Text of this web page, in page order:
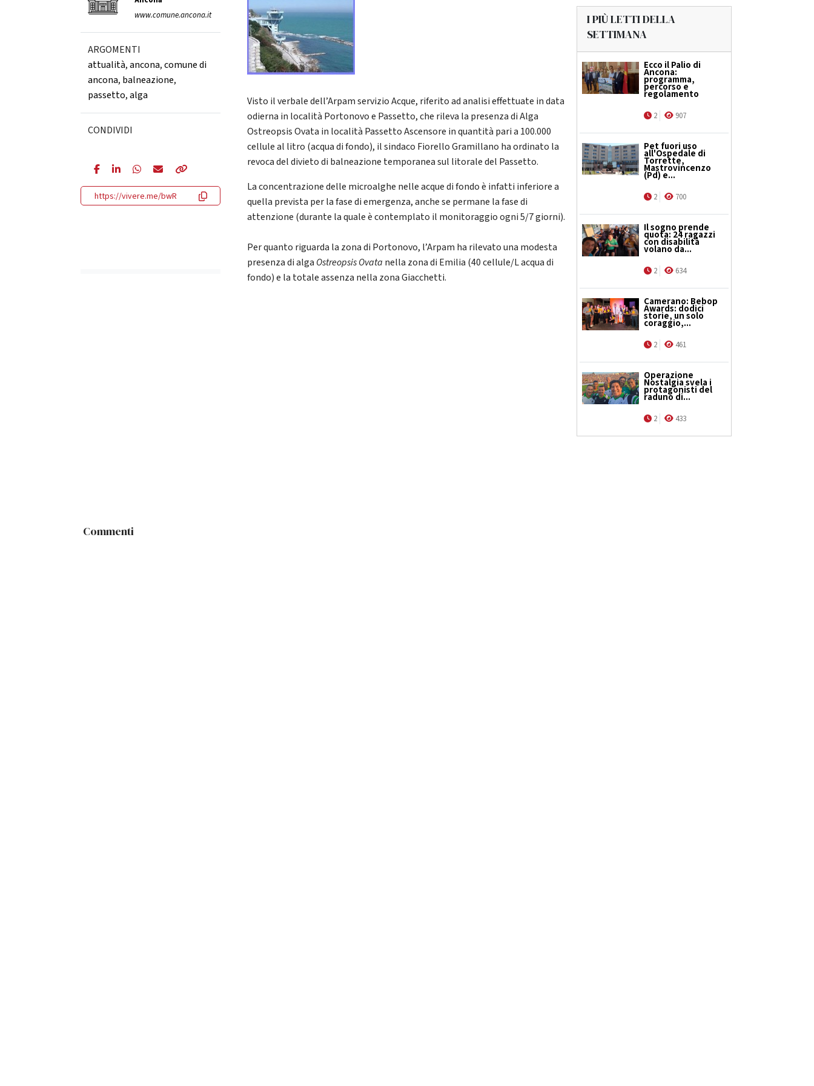
www.comune.ancona.it
ARGOMENTI
attualità,ancona,comune di
ancona, balneazione,
passetto,alga
CONDIVIDI
https://vivere.me/bwR
Visto il verbale dell’Arpam servizio Acque, riferito ad analisi effettuate in data
odierna in località Portonovo e Passetto, che rileva la presenza di Alga
Ostreopsis Ovata in località Passetto Ascensore in quantità pari a 100.000
cellule al litro (acqua di fondo), il sindaco Fiorello Gramillano ha ordinato la
revoca del divieto di balneazione temporanea sul litorale del Passetto.
La concentrazione delle microalghe nelle acque di fondo è infatti inferiore a
quella prevista per la fase di emergenza, anche se permane la fase di
attenzione (durante la quale è contemplato il monitoraggio ogni 5/7 giorni).
Per quanto riguarda la zona di Portonovo, l’Arpam ha rilevato una modesta
presenza di alga Ostreopsis Ovata nella zona di Emilia (40 cellule/L acqua di
fondo) e la totale assenza nella zona Giacchetti.
I PIÙ LETTI DELLA
SETTIMANA
Ecco il Palio di
Ancona:
programma,
percorso e
regolamento
2 907
Pet fuori uso
all'Ospedale di
Torrette,
Mastrovincenzo
(Pd) e...
2 700
Il sogno prende
quota: 24 ragazzi
con disabilità
volano da...
2 634
Camerano: Bebop
Awards: dodici
storie, un solo
coraggio,...
2 461
Operazione
Nostalgia svela i
protagonisti del
raduno di...
2 433
Commenti